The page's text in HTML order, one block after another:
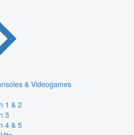
& Videogames
1 & 2
3
4 & 5